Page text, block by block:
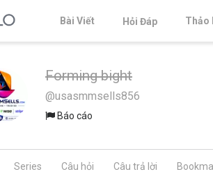
Bài Viết Hỏi Đáp Thảo
Forming bight
@usasmmsells856
Báo cáo
Series Câu hỏi Câu trả lời